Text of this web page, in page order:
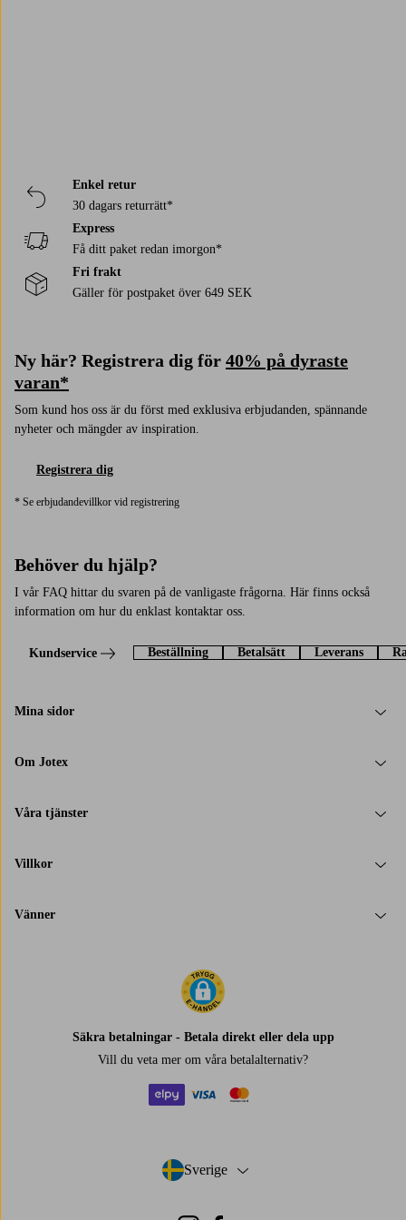
Enkel retur
30 dagars returrätt*
Express
Få ditt paket redan imorgon*
Fri frakt
Gäller för postpaket över 649 SEK
Ny här? Registrera dig för 40% på dyraste
varan*
Som kund hos oss är du först med exklusiva erbjudanden, spännande
nyheter och mängder av inspiration.
Registrera dig
* Se erbjudandevillkor vid registrering
Behöver du hjälp?
I vår FAQ hittar du svaren på de vanligaste frågorna. Här finns också
information om hur du enklast kontaktar oss.
Kundservice Beställning Betalsätt Leverans
Mina sidor
Om Jotex
Våra tjänster
Villkor
Vänner
Säkra betalningar - Betala direkt eller dela upp
Vill du veta mer om våra betalalternativ?
Sverige
- Välj land